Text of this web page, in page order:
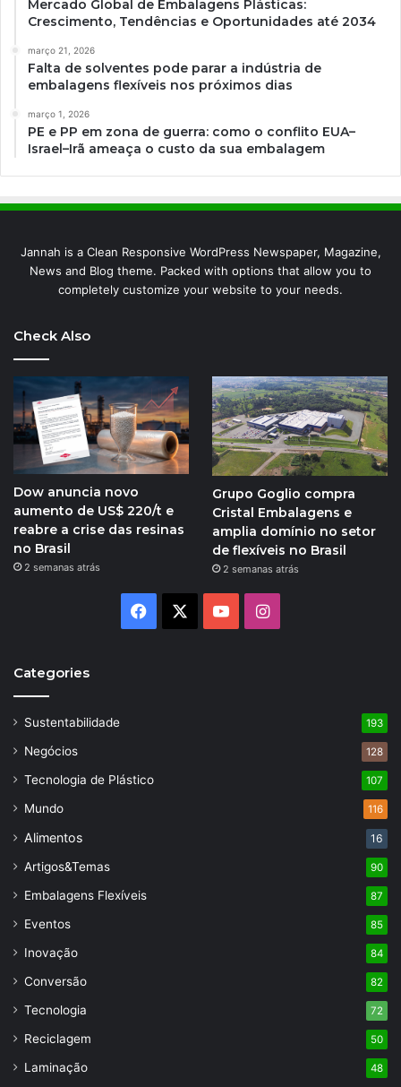
Mercado Global de Embalagens Plásticas:
Crescimento, Tendências e Oportunidades até 2034
março 21, 2026
Falta de solventes pode parar a indústria de
embalagens flexíveis nos próximos dias
março 1, 2026
PE e PP em zona de guerra: como o conflito EUA–
Israel–Irã ameaça o custo da sua embalagem
Jannah is a Clean Responsive WordPress Newspaper, Magazine,
News and Blog theme. Packed with options that allow you to
completely customize your website to your needs.
Check Also
Dow anuncia novo
aumento de US$ 220/t e
reabre a crise das resinas
no Brasil
2 semanas atrás
Grupo Goglio compra
Cristal Embalagens e
amplia domínio no setor
de flexíveis no Brasil
2 semanas atrás
Facebook YouTubeInstagram
Categories
Sustentabilidade 193
Negócios 128
Tecnologia de Plástico 107
Mundo 116
Alimentos 16
Artigos&Temas 90
Embalagens Flexíveis 87
Eventos 85
Inovação 84
Conversão 82
Tecnologia 72
Reciclagem 50
Laminação 48